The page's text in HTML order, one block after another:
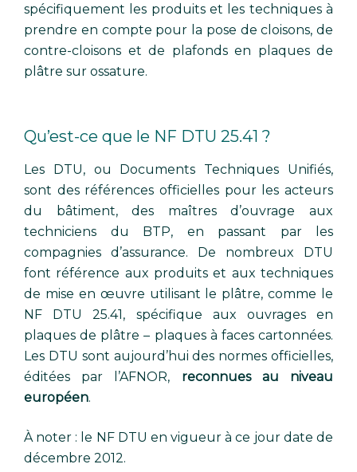
spécifiquement les produits et les techniques à
prendre en compte pour la pose de cloisons, de
contre-cloisons et de plafonds en plaques de
plâtre sur ossature.
Qu’est-ce que le NF DTU 25.41 ?
Les DTU, ou Documents Techniques Unifiés,
sont des références officielles pour les acteurs
du bâtiment, des maîtres d’ouvrage aux
techniciens du BTP, en passant par les
compagnies d’assurance. De nombreux DTU
font référence aux produits et aux techniques
de mise en œuvre utilisant le plâtre, comme le
NF DTU 25.41, spécifique aux ouvrages en
plaques de plâtre – plaques à faces cartonnées.
Les DTU sont aujourd’hui des normes officielles,
éditées par l’AFNOR, reconnues au niveau
européen.
À noter : le NF DTU en vigueur à ce jour date de
décembre 2012.